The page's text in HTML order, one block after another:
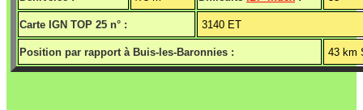
Carte IGN TOP 25 n° : 3140 ET
Position par rapport à Buis-les-Baronnies : 43 km